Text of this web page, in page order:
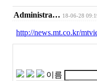
Administra… 18-06-28
http://news.mt.co.kr/
이름